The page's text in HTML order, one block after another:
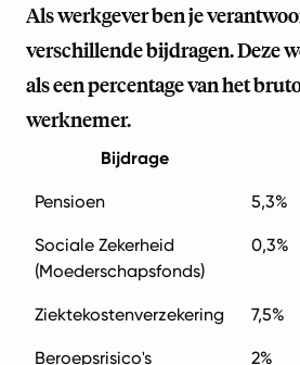
Als werkgever ben je
verschillende bijdragen. Deze
als een percentage van het
werknemer.
Bijdrage
Pensioen 5,3%
Sociale Zekerheid
(Moederschapsfonds)
0,3%
Ziektekostenverzekering 7,5%
Beroepsrisico's 2%